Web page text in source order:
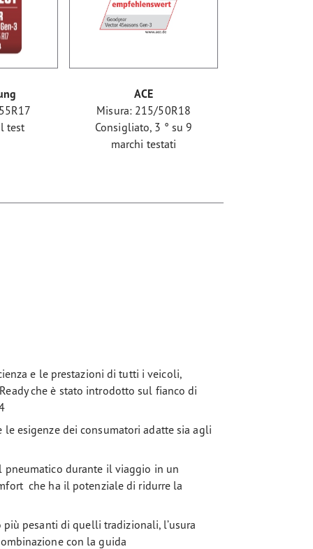
test
ACE
Misura: 215/50R18
Consigliato, 3 ° su 9
marchi testati
e le prestazioni di tutti i veicoli,
che è stato introdotto sul fianco di
esigenze dei consumatori adatte sia agli
pneumatico durante il viaggio in un
che ha il potenziale di ridurre la
pesanti di quelli tradizionali, l’usura
con la guida